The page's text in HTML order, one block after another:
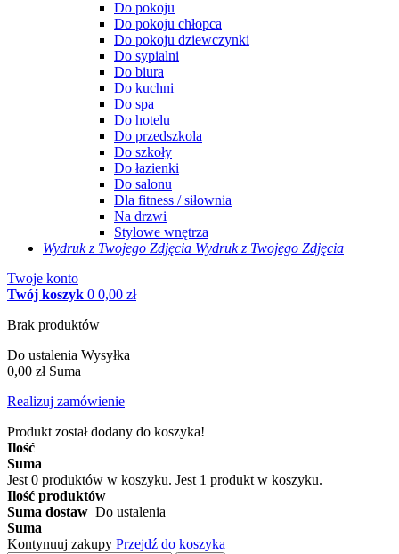
Do pokoju
Do pokoju chłopca
Do pokoju dziewczynki
Do sypialni
Do biura
Do kuchni
Do spa
Do hotelu
Do przedszkola
Do szkoły
Do łazienki
Do salonu
Dla fitness / siłownia
Na drzwi
Stylowe wnętrza
Wydruk z Twojego Zdjęcia Wydruk z Twojego Zdjęcia
Twoje konto
Twój koszyk 0 0,00 zł
Brak produktów
Do ustalenia Wysyłka
0,00 zł Suma
Realizuj zamówienie
Produkt został dodany do koszyka!
Ilość
Suma
Jest 0 produktów w koszyku. Jest 1 produkt w koszyku.
Ilość produktów
Suma dostaw Do ustalenia
Suma
Kontynuuj zakupy Przejdź do koszyka